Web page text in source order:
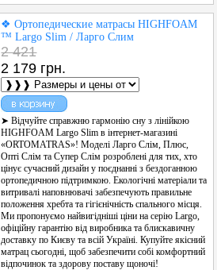
❖ Ортопедические матрасы HIGHFOAM
™ Largo Slim / Ларго Слим
2 421
2 179 грн.
➤ Відчуйте справжню гармонію сну з лінійкою
HIGHFOAM Largo Slim в інтернет-магазині
«ORTOMATRAS»! Моделі Ларго Слім, Плюс,
Опті Слім та Супер Слім розроблені для тих, хто
цінує сучасний дизайн у поєднанні з бездоганною
ортопедичною підтримкою. Екологічні матеріали та
витривалі наповнювачі забезпечують правильне
положення хребта та гігієнічність спального місця.
Ми пропонуємо найвигідніші ціни на серію Largo,
офіційну гарантію від виробника та блискавичну
доставку по Києву та всій Україні. Купуйте якісний
матрац сьогодні, щоб забезпечити собі комфортний
відпочинок та здорову поставу щоночі!